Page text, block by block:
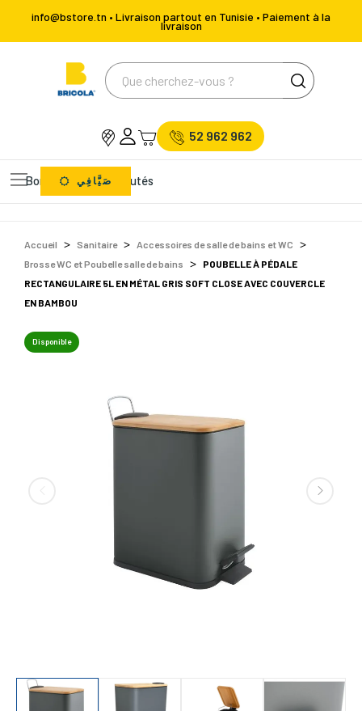
info@bstore.tn • Livraison partout en Tunisie • Paiement à la
livraison
52 962 962
Bons Plans Nouveautés
صَيَّافِي
Accueil Sanitaire
Accessoires de salle de bains et WC
Brosse WC et Poubelle salle de bains
POUBELLE À PÉDALE
RECTANGULAIRE 5L EN MÉTAL GRIS SOFT CLOSE AVEC COUVERCLE
EN BAMBOU
Disponible